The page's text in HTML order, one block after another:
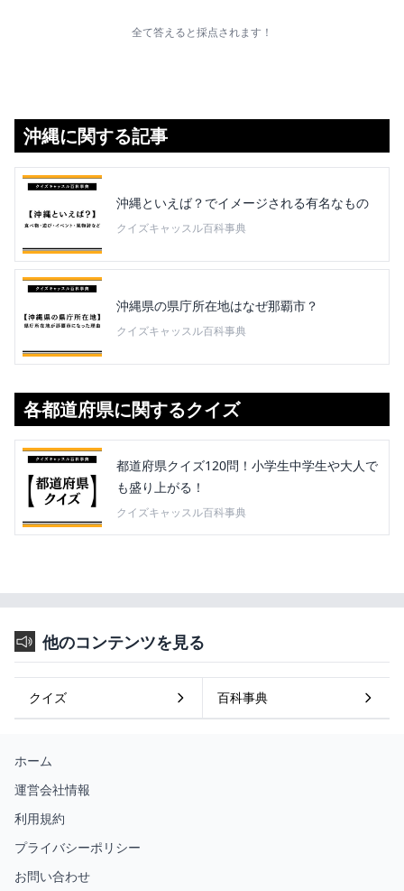
全て答えると採点されます！
沖縄に関する記事
沖縄といえば？でイメージされる有名なもの
クイズキャッスル百科事典
沖縄県の県庁所在地はなぜ那覇市？
クイズキャッスル百科事典
各都道府県に関するクイズ
都道府県クイズ120問！小学生中学生や大人で
も盛り上がる！
クイズキャッスル百科事典
他のコンテンツを見る
クイズ 百科事典
ホーム
運営会社情報
利用規約
プライバシーポリシー
お問い合わせ